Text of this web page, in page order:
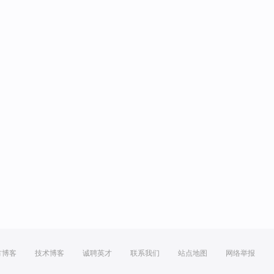
博客 技术博客 诚聘英才 联系我们 站点地图 网络举报